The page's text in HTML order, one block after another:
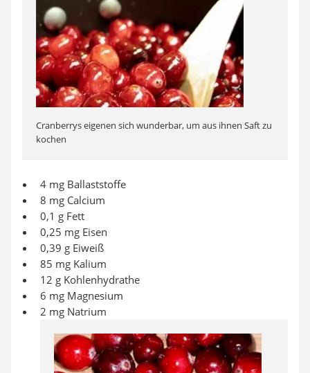
Cranberrys eigenen sich wunderbar, um aus ihnen Saft zu
kochen
4 mg Ballaststoffe
8 mg Calcium
0,1 g Fett
0,25 mg Eisen
0,39 g Eiweiß
85 mg Kalium
12 g Kohlenhydrathe
6 mg Magnesium
2 mg Natrium